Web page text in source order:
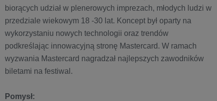
biorących udział w plenerowych imprezach, młodych ludzi w
przedziale wiekowym 18 -30 lat. Koncept był oparty na
wykorzystaniu nowych technologii oraz trendów
podkreślając innowacyjną stronę Mastercard. W ramach
wyzwania Mastercard nagradzał najlepszych zawodników
biletami na festiwal.
Pomysł: